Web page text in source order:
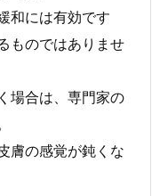
和には有効です
ものではありませ
場合は、専門家の
膚の感覚が鈍くな